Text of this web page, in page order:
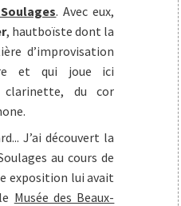
. Avec eux,
, hautboïste dont la
d’improvisation
et qui joue ici
du cor
J’ai découvert la
au cours de
exposition lui avait
Musée des Beaux-